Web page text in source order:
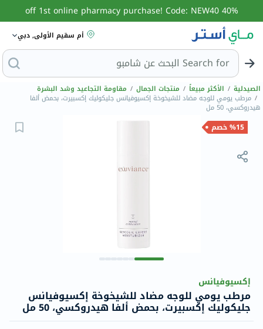
40% off 1st online pharmacy purchase! Code: NEW40
أم سقيم الأولى, دبي
Search for البحث
الصيدلية / الأكثر مبيعاً / منتجات الجمال / مقاومة التجاعيد وشد البشرة
/ مرطب يومي للوجه مضاد للشيخوخة إكسيوفيانس جليكوليك إكسبيرت، بحمض ألفا
هيدروكسي، 50 مل
%15 خصم
إكسيوفيانس
مرطب يومي للوجه مضاد للشيخوخة إكسيوفيانس
جليكوليك إكسبيرت، بحمض ألفا هيدروكسي، 50 مل